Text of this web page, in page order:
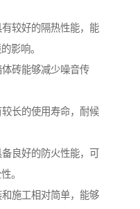
较好的隔热性能，能
影响。
砖能够减少噪音传
长的使用寿命，耐候
良好的防火性能，可
。
施工相对简单，能够